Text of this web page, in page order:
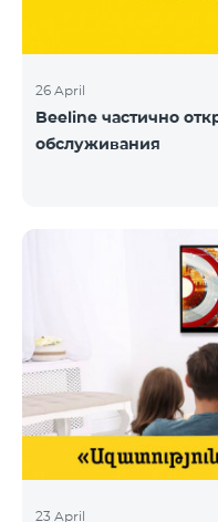
26 April
Beeline частично
обслуживания
23 April